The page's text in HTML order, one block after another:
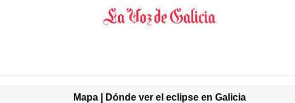
Mapa | Dónde ver el eclipse en Galicia